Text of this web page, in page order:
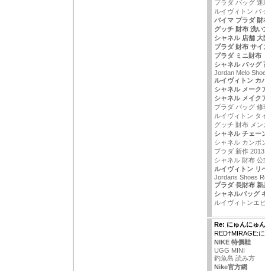
プラダ バッグ 迷
ルイヴィトン バ
バイマ プラダ 財
グッチ 財布 洗い
シャネル 店舗 大
プラダ 財布 サイ
プラダ ミニ財布
シャネル バッグ
Jordan Melo
ルイヴィトン カ
シャネル メーク
シャネル メイク
プラダ バッグ 修
ルイヴィトン タ
グッチ 財布 メ
シャネル チェー
シャネル カンボ
プラダ 新作
シャネル 財布 公
ルイヴィトン リ
Jordans Shoes
プラダ 長財布
シャネルバッグ
ルイヴィトンエ
Re: にゅんにゅ
RED†MIRAGE:
NIKE 特價鞋
UGG MINI
釣魚島 読み方
Nike官方網